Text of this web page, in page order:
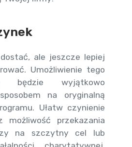
ale jeszcze lepiej
Umożliwienie tego
będzie wyjątkowo
na oryginalną
Ułatw czynienie
możliwość przekazania
na szczytny cel lub